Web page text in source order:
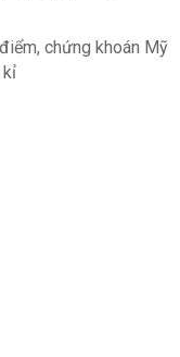
chứng khoán Mỹ
kỉ